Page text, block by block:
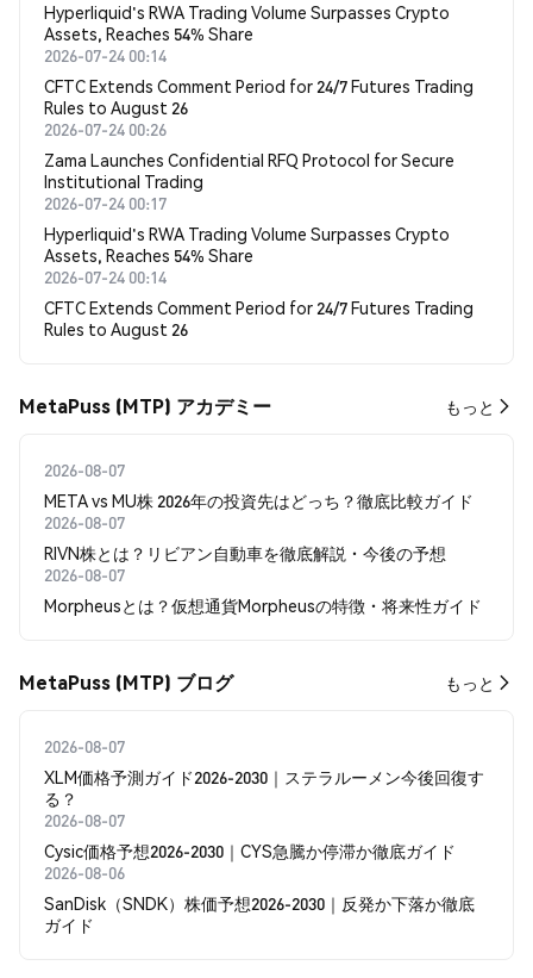
Hyperliquid's RWA Trading Volume Surpasses Crypto
Assets, Reaches 54% Share
2026-07-24 00:14
CFTC Extends Comment Period for 24/7 Futures Trading
Rules to August 26
2026-07-24 00:26
Zama Launches Confidential RFQ Protocol for Secure
Institutional Trading
2026-07-24 00:17
Hyperliquid's RWA Trading Volume Surpasses Crypto
Assets, Reaches 54% Share
2026-07-24 00:14
CFTC Extends Comment Period for 24/7 Futures Trading
Rules to August 26
MetaPuss (MTP) アカデミー もっと
2026-08-07
META vs MU株 2026年の投資先はどっち？徹底比較ガイド
2026-08-07
RIVN株とは？リビアン自動車を徹底解説・今後の予想
2026-08-07
Morpheusとは？仮想通貨Morpheusの特徴・将来性ガイド
MetaPuss (MTP) ブログ もっと
2026-08-07
XLM価格予測ガイド2026-2030｜ステラルーメン今後回復す
る？
2026-08-07
Cysic価格予想2026-2030｜CYS急騰か停滞か徹底ガイド
2026-08-06
SanDisk（SNDK）株価予想2026-2030｜反発か下落か徹底
ガイド